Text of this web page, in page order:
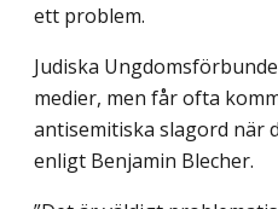
ett problem.
Judiska
medier, men får ofta
antisemitiska slagord när
enligt Benjamin Blecher.